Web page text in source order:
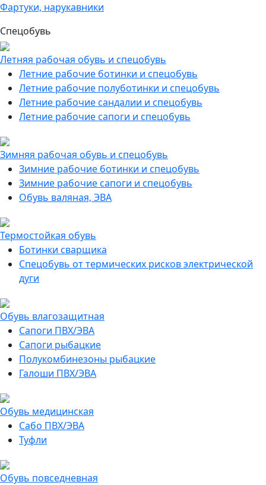
Фартуки, нарукавники
Спецобувь
Летняя рабочая обувь и спецобувь
Летние рабочие ботинки и спецобувь
Летние рабочие полуботинки и спецобувь
Летние рабочие сандалии и спецобувь
Летние рабочие сапоги и спецобувь
Зимняя рабочая обувь и спецобувь
Зимние рабочие ботинки и спецобувь
Зимние рабочие сапоги и спецобувь
Обувь валяная, ЭВА
Термостойкая обувь
Ботинки сварщика
Спецобувь от термических рисков электрической
дуги
Обувь влагозащитная
Сапоги ПВХ/ЭВА
Сапоги рыбацкие
Полукомбинезоны рыбацкие
Галоши ПВХ/ЭВА
Обувь медицинская
Сабо ПВХ/ЭВА
Туфли
Обувь повседневная